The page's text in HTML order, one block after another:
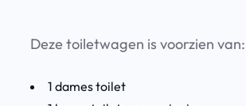
Deze toiletwagen is voorzien van:
1 dames toilet